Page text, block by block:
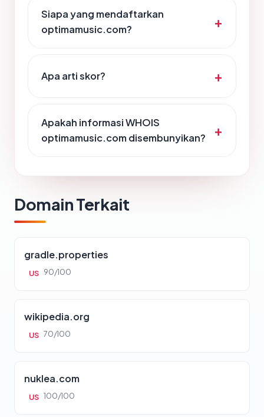
Siapa yang mendaftarkan
optimamusic.com?
Apa arti skor?
Apakah informasi WHOIS
optimamusic.com disembunyikan?
Domain Terkait
gradle.properties
US 90/100
wikipedia.org
US 70/100
nuklea.com
US 100/100